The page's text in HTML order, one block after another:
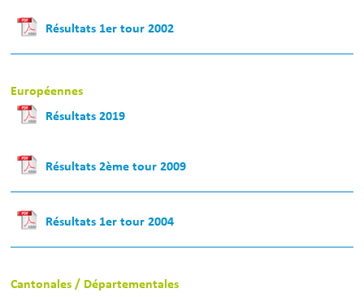
Résultats 1er tour 2002
Européennes
Résultats 2019
Résultats 2ème tour 2009
Résultats 1er tour 2004
Cantonales / Départementales